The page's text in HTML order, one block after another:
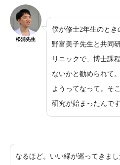
松浦先生
僕が修士2年生のとき
野富美子先生と共同
リニックで、 博士課
ないかと勧められて
ようってなって。そ
研究が始まったんです
なるほど。いい縁が巡ってきま